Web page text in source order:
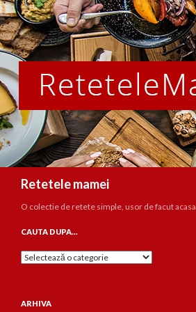
Retetele mamei
O colectie de retete simple, usor de facut acasa
CAUTA DUPA…
Cauta
ARHIVA